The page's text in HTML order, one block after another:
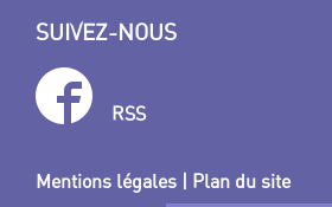
SUIVEZ-NOUS
RSS
Mentions légales Plan du site